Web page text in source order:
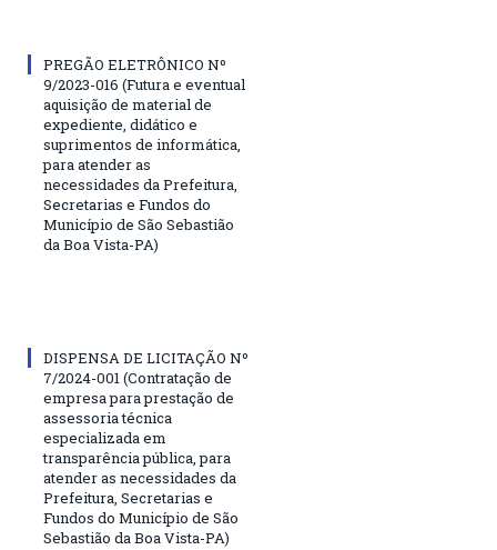
PREGÃO ELETRÔNICO Nº
9/2023-016 (Futura e eventual
aquisição de material de
expediente, didático e
suprimentos de informática,
para atender as
necessidades da Prefeitura,
Secretarias e Fundos do
Município de São Sebastião
da Boa Vista-PA)
DISPENSA DE LICITAÇÃO Nº
7/2024-001 (Contratação de
empresa para prestação de
assessoria técnica
especializada em
transparência pública, para
atender as necessidades da
Prefeitura, Secretarias e
Fundos do Município de São
Sebastião da Boa Vista-PA)